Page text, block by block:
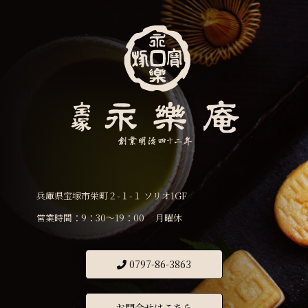
兵庫県宝塚市栄町２-１-１ ソリオ1GF
営業時間：9：30〜19：00 月曜休
0797-86-3863